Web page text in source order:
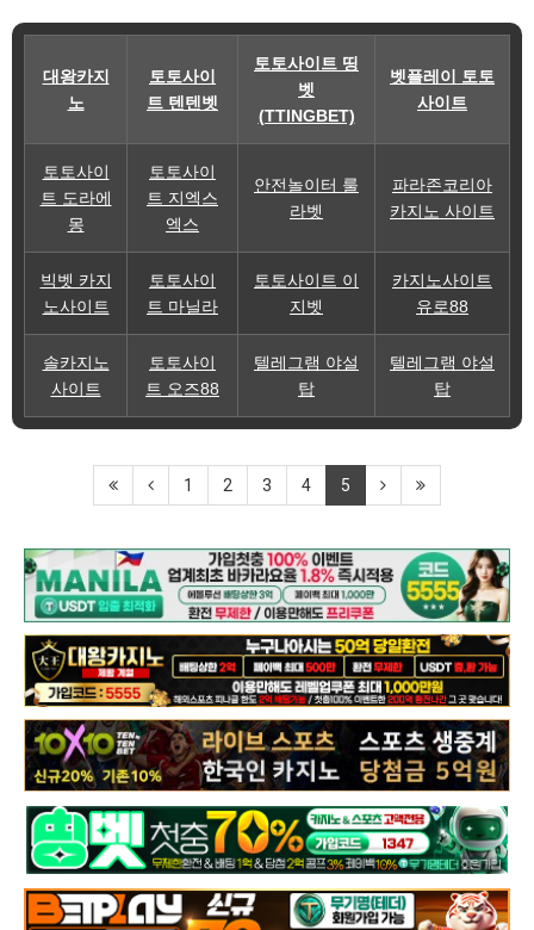
대왕카지
노
토토사이
트 텐텐벳
토토사이트 띵
벳
(TTINGBET)
벳플레이 토토
사이트
토토사이
트 도라에
몽
토토사이
트 지엑스
엑스
안전놀이터 룰
라벳
파라존코리아
카지노 사이트
빅벳 카지
노사이트
토토사이
트 마닐라
토토사이트 이
지벳
카지노사이트
유로88
솔카지노
사이트
토토사이
트 오즈88
텔레그램 야설
탑
텔레그램 야설
탑
1 2 3 4 5